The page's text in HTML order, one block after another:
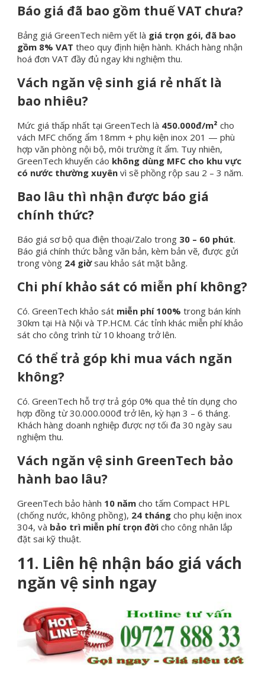
Báo giá đã bao gồm thuế VAT chưa?
Bảng giá GreenTech niêm yết là giá trọn gói, đã bao
gồm 8% VAT theo quy định hiện hành. Khách hàng nhận
hoá đơn VAT đầy đủ ngay khi nghiệm thu.
Vách ngăn vệ sinh giá rẻ nhất là
bao nhiêu?
Mức giá thấp nhất tại GreenTech là 450.000đ/m² cho
vách MFC chống ẩm 18mm + phụ kiện inox 201 — phù
hợp văn phòng nội bộ, môi trường ít ẩm. Tuy nhiên,
GreenTech khuyến cáo không dùng MFC cho khu vực
có nước thường xuyên vì sẽ phồng rộp sau 2 – 3 năm.
Bao lâu thì nhận được báo giá
chính thức?
Báo giá sơ bộ qua điện thoại/Zalo trong 30 – 60 phút.
Báo giá chính thức bằng văn bản, kèm bản vẽ, được gửi
trong vòng 24 giờsau khảo sát mặt bằng.
Chi phí khảo sát có miễn phí không?
Có. GreenTech khảo sát miễn phí 100% trong bán kính
30km tại Hà Nội và TP.HCM. Các tỉnh khác miễn phí khảo
sát cho công trình từ 10 khoang trở lên.
Có thể trả góp khi mua vách ngăn
không?
Có. GreenTech hỗ trợ trả góp 0% qua thẻ tín dụng cho
hợp đồng từ 30.000.000đ trở lên, kỳ hạn 3 – 6 tháng.
Khách hàng doanh nghiệp được nợ tối đa 30 ngày sau
nghiệm thu.
Vách ngăn vệ sinh GreenTech bảo
hành bao lâu?
GreenTech bảo hành 10 năm cho tấm Compact HPL
(chống nước, không phồng), 24 tháng cho phụ kiện inox
304, và bảo trì miễn phí trọn đời cho công nhân lắp
đặt sai kỹ thuật.
11. Liên hệ nhận báo giá vách
ngăn vệ sinh ngay